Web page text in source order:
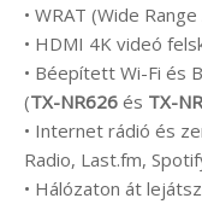
• WRAT (Wide
• HDMI 4K videó
• Béepített Wi-Fi és
(TX-NR626 és TX-
• Internet rádió és
Radio, Last.fm,
• Hálózaton át